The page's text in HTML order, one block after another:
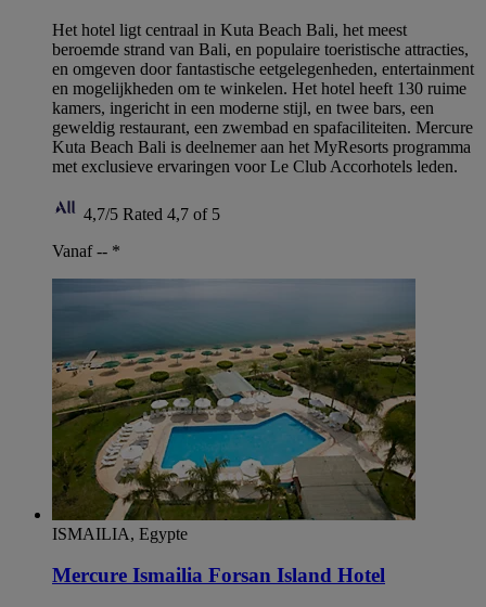
Het hotel ligt centraal in Kuta Beach Bali, het meest
beroemde strand van Bali, en populaire toeristische attracties,
en omgeven door fantastische eetgelegenheden, entertainment
en mogelijkheden om te winkelen. Het hotel heeft 130 ruime
kamers, ingericht in een moderne stijl, en twee bars, een
geweldig restaurant, een zwembad en spafaciliteiten. Mercure
Kuta Beach Bali is deelnemer aan het MyResorts programma
met exclusieve ervaringen voor Le Club Accorhotels leden.
4,7/5 Rated 4,7 of 5
Vanaf -- *
ISMAILIA, Egypte
Mercure Ismailia Forsan Island Hotel